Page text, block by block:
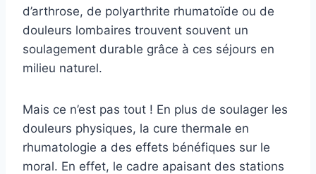
d’arthrose, de polyarthrite rhumatoïde ou de
douleurs lombaires trouvent souvent un
soulagement durable grâce à ces séjours en
milieu naturel.
Mais ce n’est pas tout ! En plus de soulager les
douleurs physiques, la cure thermale en
rhumatologie a des effets bénéfiques sur le
moral. En effet, le cadre apaisant des stations